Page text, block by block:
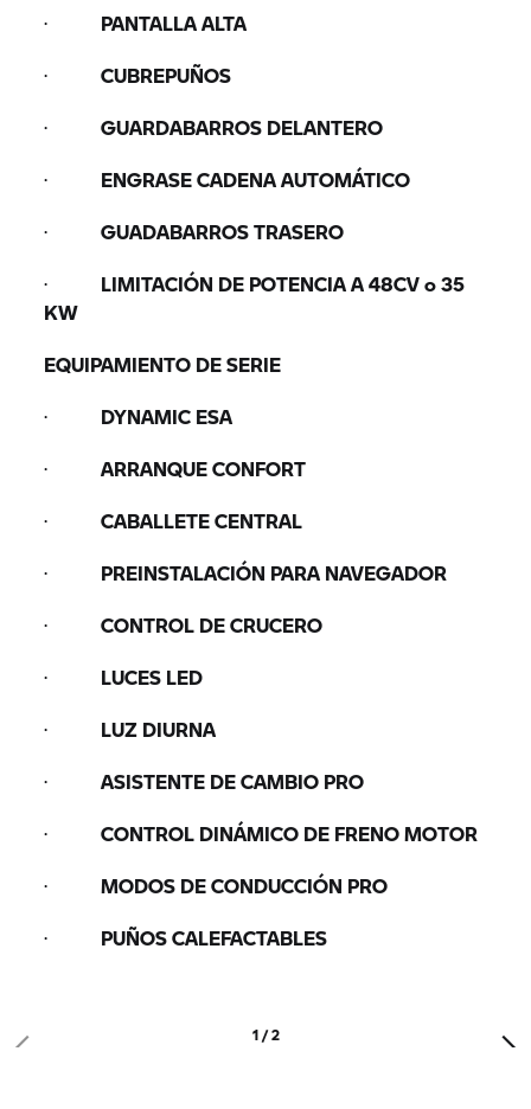
· PANTALLA ALTA
·CUBREPUÑOS
·GUARDABARROS DELANTERO
· ENGRASE CADENA AUTOMÁTICO
·GUADABARROS TRASERO
· LIMITACIÓN DE POTENCIA A 48CV o 35
KW
EQUIPAMIENTO DE SERIE
· DYNAMIC ESA
·ARRANQUE CONFORT
·CABALLETE CENTRAL
· PREINSTALACIÓN PARA NAVEGADOR
·CONTROL DE CRUCERO
· LUCES LED
· LUZ DIURNA
·ASISTENTE DE CAMBIO PRO
·CONTROL DINÁMICO DE FRENO MOTOR
·MODOS DE CONDUCCIÓN PRO
· PUÑOS CALEFACTABLES
1 / 2